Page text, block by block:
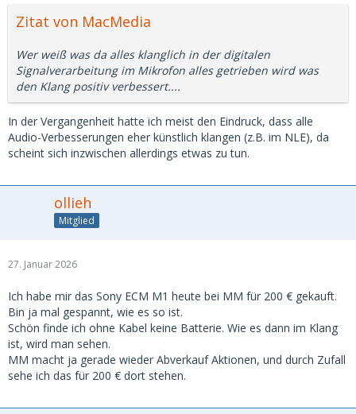
Zitat von MacMedia
Wer weiß was da alles klanglich in der digitalen
Signalverarbeitung im Mikrofon alles getrieben wird was
den Klang positiv verbessert....
In der Vergangenheit hatte ich meist den Eindruck, dass alle
Audio-Verbesserungen eher künstlich klangen (z.B. im NLE), da
scheint sich inzwischen allerdings etwas zu tun.
ollieh
Mitglied
27. Januar 2026
Ich habe mir das Sony ECM M1 heute bei MM für 200 € gekauft.
Bin ja mal gespannt, wie es so ist.
Schön finde ich ohne Kabel keine Batterie. Wie es dann im Klang
ist, wird man sehen.
MM macht ja gerade wieder Abverkauf Aktionen, und durch Zufall
sehe ich das für 200 € dort stehen.